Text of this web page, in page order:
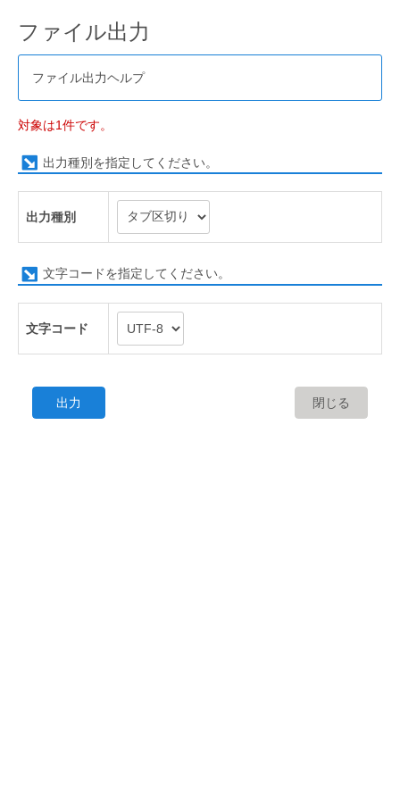
ファイル出力
ファイル出力ヘルプ
対象は1件です。
出力種別を指定してください。
出力種別
文字コードを指定してください。
文字コード